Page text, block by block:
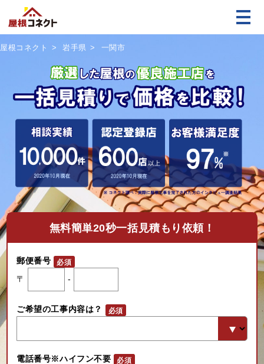
屋根コネクト 岩手県 一関市
無料簡単20秒一括見積もり依頼！
郵便番号
〒
-
ご希望の工事内容は？
電話番号※ハイフン不要